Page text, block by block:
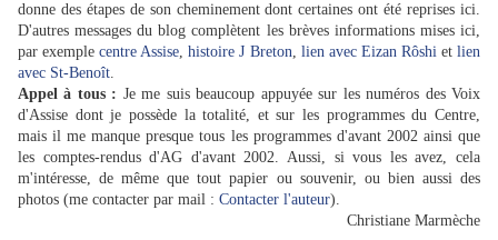
donne des étapes de son cheminement dont certaines ont été reprises ici.
D'autres messages du blog complètent les brèves informations mises ici,
par exemplecentre Assise,histoire J Breton, lien avec Eizan Rôshietlien
avec St-Benoît.
Appel à tous : Je me suis beaucoup appuyée sur les numéros des Voix
d'Assise dont je possède la totalité, et sur les programmes du Centre,
mais il me manque presque tous les programmes d'avant 2002 ainsi que
les comptes-rendus d'AG d'avant 2002. Aussi, si vous les avez, cela
m'intéresse, de même que tout papier ou souvenir, ou bien aussi des
photos (me contacter par mail : Contacter l'auteur).
Christiane Marmèche